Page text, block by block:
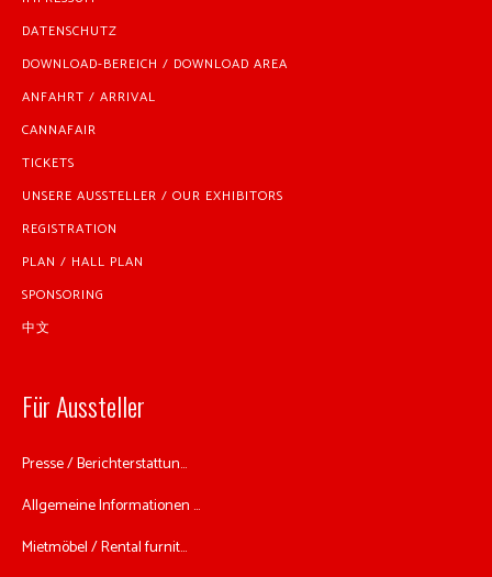
DATENSCHUTZ
DOWNLOAD-BEREICH / DOWNLOAD AREA
ANFAHRT / ARRIVAL
CANNAFAIR
TICKETS
UNSERE AUSSTELLER / OUR EXHIBITORS
REGISTRATION
PLAN / HALL PLAN
SPONSORING
中文
Für Aussteller
Presse / Berichterstattun...
Allgemeine Informationen ...
Mietmöbel / Rental furnit...